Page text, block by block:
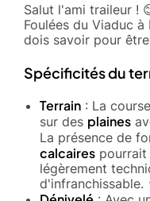
Salut l'ami traileur !
Foulées du Viaduc
dois savoir pour
Spécificités du
Terrain : La
sur des plaines
La présence de
calcaires pourrait
légèrement